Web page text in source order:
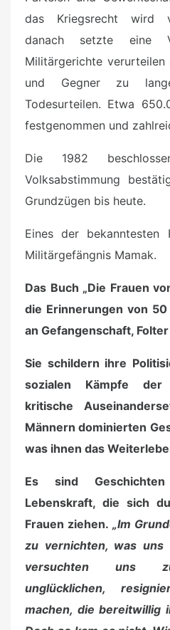
das Kriegsrecht wird
danach setzte eine
Militärgerichte verurteilen
und Gegner zu
Todesurteilen. Etwa
festgenommen und
Die 1982
Volksabstimmung
Grundzügen bis heute.
Eines der bekanntesten
Militärgefängnis Mamak.
Das Buch „Die Frauen
die Erinnerungen von
an Gefangenschaft,
Sie schildern ihre
sozialen Kämpfe der
kritische
Männern dominierten
was ihnen das
Es sind
Lebenskraft, die sich
Frauen ziehen. „Im
zu vernichten, was uns
versuchten uns
unglücklichen,
machen, die bereitwillig